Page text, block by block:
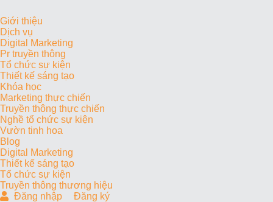
Giới thiệu
Dịch vụ
Digital Marketing
Pr truyền thông
Tổ chức sự kiện
Thiết kế sáng tạo
Khóa học
Marketing thực chiến
Truyền thông thực chiến
Nghề tổ chức sự kiện
Vườn tinh hoa
Blog
Digital Marketing
Thiết kế sáng tạo
Tổ chức sự kiện
Truyền thông thương hiệu
Đăng nhập
Đăng ký